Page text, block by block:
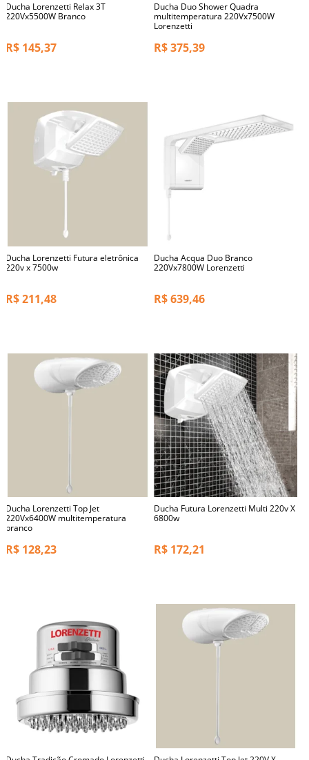
Ducha Lorenzetti Relax 3T
220Vx5500W Branco
R$ 145,37
Ducha Duo Shower Quadra
multitemperatura 220Vx7500W
Lorenzetti
R$375,39
Ducha Lorenzetti Futura eletrônica
220v x 7500w
R$211,48
Ducha Acqua Duo Branco
220Vx7800W Lorenzetti
R$639,46
Ducha Lorenzetti Top Jet
220Vx6400W multitemperatura
branco
R$ 128,23
Ducha Futura Lorenzetti Multi 220v X
6800w
R$ 172,21